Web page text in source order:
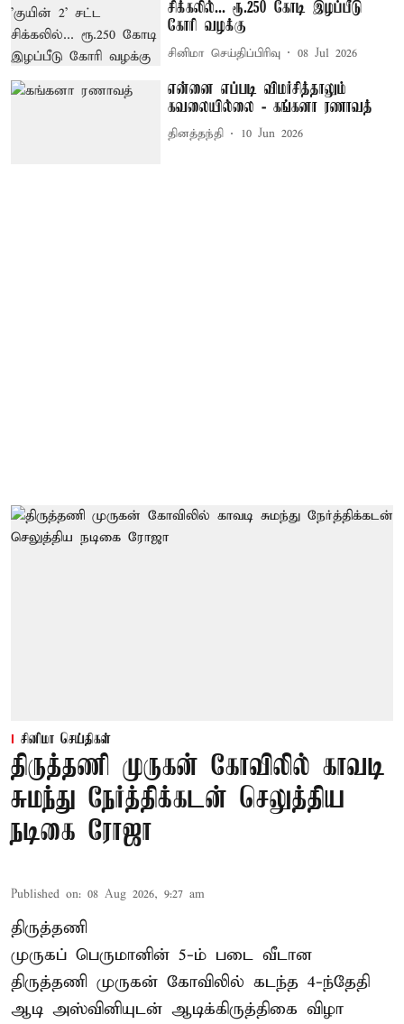
சிக்கலில்... ரூ.250 கோடி இழப்பீடு
கோரி வழக்கு
சினிமா செய்திப்பிரிவு 08 Jul 2026
என்னை எப்படி விமர்சித்தாலும்
கவலையில்லை - கங்கனா ரணாவத்
தினத்தந்தி 10 Jun 2026
சினிமா செய்திகள்
திருத்தணி முருகன் கோவிலில் காவடி
சுமந்து நேர்த்திக்கடன் செலுத்திய
நடிகை ரோஜா
Published on: 08 Aug 2026, 9:27 am
திருத்தணி
முருகப் பெருமானின் 5-ம் படை வீடான
திருத்தணி முருகன் கோவிலில் கடந்த 4-ந்தேதி
ஆடி அஸ்வினியுடன் ஆடிக்கிருத்திகை விழா